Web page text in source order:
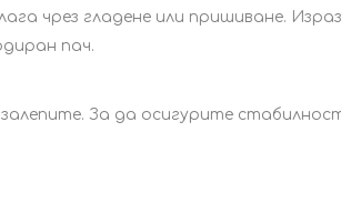
чрез гладене или пришиване.
пач.
За да осигурите